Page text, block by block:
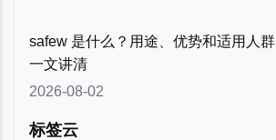
safew 是什么？用途、优势和适用人群
一文讲清
2026-08-02
标签云